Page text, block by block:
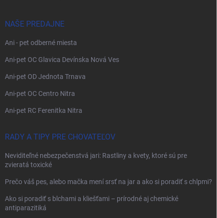
NAŠE PREDAJNE
Ani - pet odberné miesta
Ani-pet OC Glavica Devínska Nová Ves
Ani-pet OD Jednota Trnava
Ani-pet OC Centro Nitra
Ani-pet RC Ferenitka Nitra
RADY A TIPY PRE CHOVATEĽOV
Neviditeľné nebezpečenstvá jari: Rastliny a kvety, ktoré sú pre
zvieratá toxické
Prečo váš pes, alebo mačka mení srsť na jar a ako si poradiť s chlpmi?
Ako si poradiť s blchami a kliešťami – prírodné aj chemické
antiparazitiká